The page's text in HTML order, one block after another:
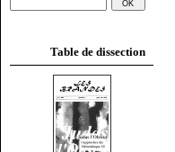
Table de dissection